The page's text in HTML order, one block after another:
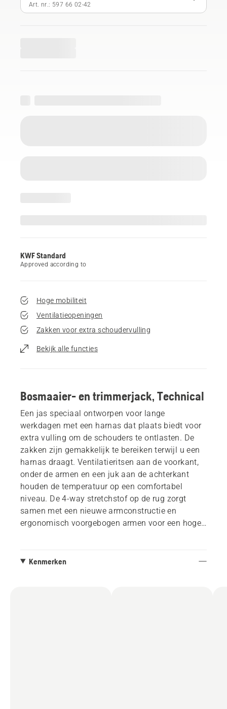
Art. nr.: 597 66 02‑42
KWF Standard
Approved according to
Hoge mobiliteit
Ventilatieopeningen
Zakken voor extra schoudervulling
Bekijk alle functies
Bosmaaier- en trimmerjack, Technical
Een jas speciaal ontworpen voor lange
werkdagen met een harnas dat plaats biedt voor
extra vulling om de schouders te ontlasten. De
zakken zijn gemakkelijk te bereiken terwijl u een
harnas draagt. Ventilatieritsen aan de voorkant,
onder de armen en een juk aan de achterkant
houden de temperatuur op een comfortabel
niveau. De 4-way stretchstof op de rug zorgt
samen met een nieuwe armconstructie en
ergonomisch voorgebogen armen voor een hoge
Kenmerken